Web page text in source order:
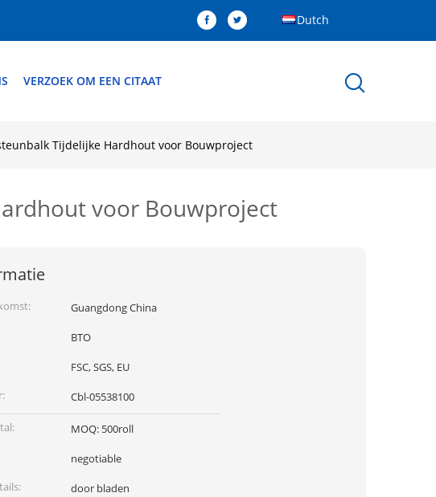
Dutch
VERZOEK OM EEN CITAAT
Tijdelijke Hardhout voor Bouwproject
voor Bouwproject
Guangdong China
BTO
FSC, SGS, EU
Cbl-05538100
MOQ: 500roll
negotiable
door bladen